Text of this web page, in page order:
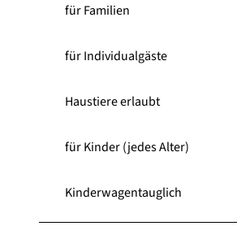
für Familien
für Individualgäste
Haustiere erlaubt
für Kinder (jedes Alter)
Kinderwagentauglich